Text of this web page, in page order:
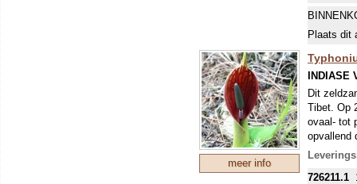
Plaats dit
meer info
INDIASE
Dit
Tibet. Op
ovaal- tot
opvallend
726211.1